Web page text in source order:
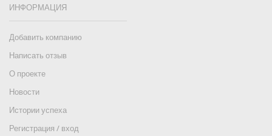
ИНФОРМАЦИЯ
Добавить компанию
Написать отзыв
О проекте
Новости
Истории успеха
Регистрация / вход